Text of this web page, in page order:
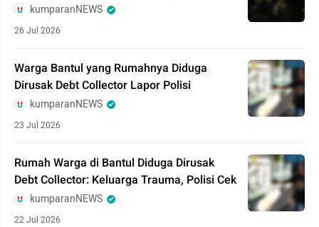
kumparanNEWS
26 Jul 2026
Warga Bantul yang Rumahnya Diduga
Dirusak Debt Collector Lapor Polisi
kumparanNEWS
23 Jul 2026
Rumah Warga di Bantul Diduga Dirusak
Debt Collector: Keluarga Trauma, Polisi Cek
kumparanNEWS
22 Jul 2026